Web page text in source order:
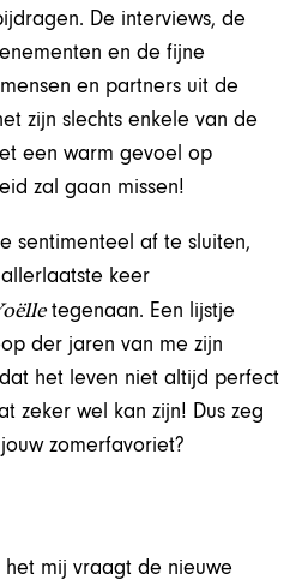
De interviews, de
en de fijne
en partners uit de
zijn slechts enkele van de
een warm gevoel op
zal gaan missen!
sentimenteel af te sluiten,
keer
tegenaan. Een lijstje
der jaren van me zijn
het leven niet altijd perfect
zeker wel kan zijn! Dus zeg
zomerfavoriet?
het mij vraagt de nieuwe